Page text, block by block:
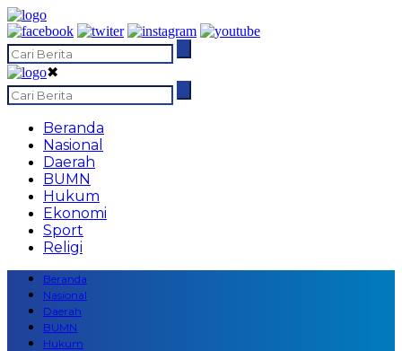
✖
Beranda
Nasional
Daerah
BUMN
Hukum
Ekonomi
Sport
Religi
Beranda
Nasional
Daerah
BUMN
Hukum